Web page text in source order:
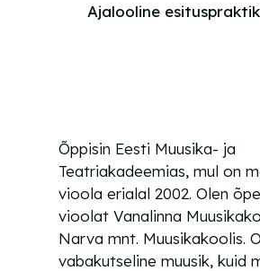
Ajalooline
Õppisin Eesti Muusika- ja
Teatriakadeemias, mul on
vioola erialal 2002. Olen
vioolat Vanalinna
Narva mnt. Muusikakoolis.
vabakutseline muusik, kuid